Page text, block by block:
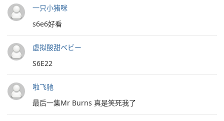
一只小猪咪
s6e6好看
虚拟酸甜ベビー
S6E22
啦飞驰
最后一集Mr Burns 真是笑死我了